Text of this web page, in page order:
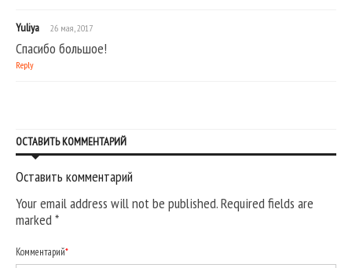
Yuliya 26 мая, 2017
Спасибо большое!
Reply
ОСТАВИТЬ КОММЕНТАРИЙ
Оставить комментарий
Your email address will not be published. Required fields are
marked*
Комментарий*